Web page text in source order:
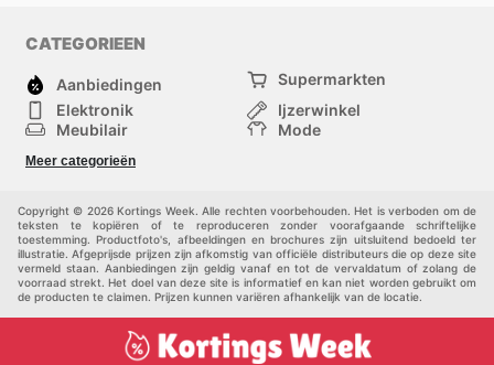
CATEGORIEEN
Aanbiedingen
Supermarkten
Elektronik
Ijzerwinkel
Meubilair
Mode
Schoonheid
Meer categorieën
Copyright © 2026 Kortings Week. Alle rechten voorbehouden. Het is verboden om de
teksten te kopiëren of te reproduceren zonder voorafgaande schriftelijke
toestemming. Productfoto's, afbeeldingen en brochures zijn uitsluitend bedoeld ter
illustratie. Afgeprijsde prijzen zijn afkomstig van officiële distributeurs die op deze site
vermeld staan. Aanbiedingen zijn geldig vanaf en tot de vervaldatum of zolang de
voorraad strekt. Het doel van deze site is informatief en kan niet worden gebruikt om
de producten te claimen. Prijzen kunnen variëren afhankelijk van de locatie.